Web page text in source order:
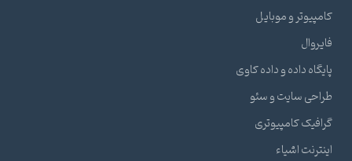
کامپیوتر و موبایل
فایروال
پایگاه داده و داده کاوی
طراحی سایت و سئو
گرافیک کامپیوتری
اینترنت اشیاء